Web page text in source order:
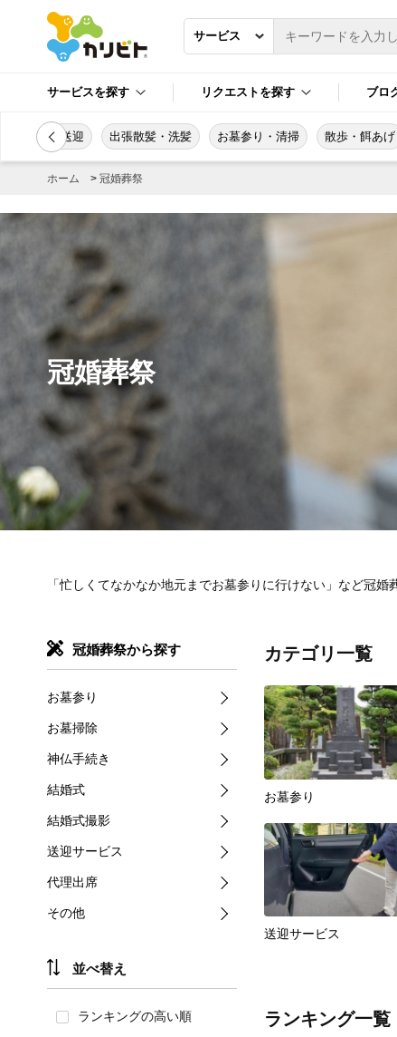
サービスを探す リクエストを探す ブロ
なんでも送迎 出張散髪・洗髪 お墓参り・清掃 散歩・餌あげ
ホーム > 冠婚葬祭
冠婚葬祭
「忙しくてなかなか地元までお墓参りに行けない」など冠
カテゴリ一覧
お墓参り
送迎サービス
ランキング一覧
冠婚葬祭から探す
お墓参り
お墓掃除
神仏手続き
結婚式
結婚式撮影
送迎サービス
代理出席
その他
並べ替え
ランキングの高い順